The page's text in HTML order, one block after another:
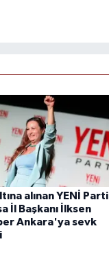
alınan YENİ Parti
İl Başkanı İlksen
Ankara'ya sevk